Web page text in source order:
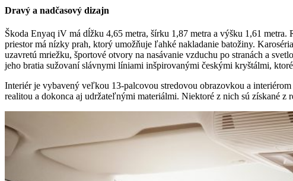
Dravý a nadčasový dizajn
Škoda Enyaq iV má dĺžku 4,65 metra, šírku 1,87 metra a výšku 1,61
priestor má nízky prah, ktorý umožňuje ľahké nakladanie batožiny.
uzavretú mriežku, športové otvory na nasávanie vzduchu po stranách a
jeho bratia sužovaní slávnymi líniami inšpirovanými českými kryštálmi,
Interiér je vybavený veľkou 13-palcovou stredovou obrazovkou a
realitou a dokonca aj udržateľnými materiálmi. Niektoré z nich sú získané z